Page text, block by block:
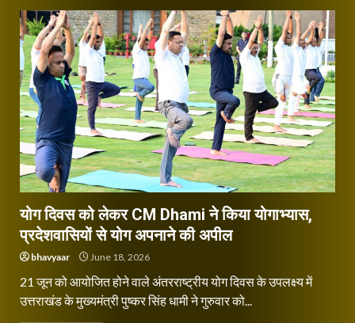
योग दिवस को लेकर CM Dhami ने किया योगाभ्यास,
प्रदेशवासियों से योग अपनाने की अपील
bhavyaar June 18, 2026
21 जून को आयोजित होने वाले अंतरराष्ट्रीय योग दिवस के उपलक्ष्य में
उत्तराखंड के मुख्यमंत्री पुष्कर सिंह धामी ने गुरुवार को...